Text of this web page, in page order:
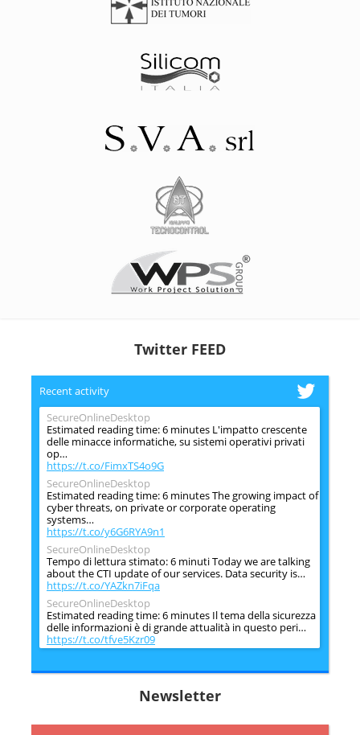
Twitter FEED
Recent activity
SecureOnlineDesktop
Estimated reading time: 6 minutes L'impatto crescente
delle minacce informatiche, su sistemi operativi privati
op…
https://t.co/FimxTS4o9G
SecureOnlineDesktop
Estimated reading time: 6 minutes The growing impact of
cyber threats, on private or corporate operating
systems…
https://t.co/y6G6RYA9n1
SecureOnlineDesktop
Tempo di lettura stimato: 6 minuti Today we are talking
about the CTI update of our services. Data security is…
https://t.co/YAZkn7iFqa
SecureOnlineDesktop
Estimated reading time: 6 minutes Il tema della sicurezza
delle informazioni è di grande attualità in questo peri…
https://t.co/tfve5Kzr09
Estimated reading time: 6 minutes The issue of
https://t.co/TP8gvdRcrF
Newsletter